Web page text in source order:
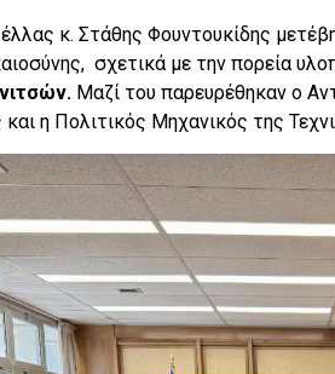
κ. Στάθης Φουντουκίδης
σχετικά με την πορεία
Μαζί του παρευρέθηκαν ο
και η Πολιτικός Μηχανικός της